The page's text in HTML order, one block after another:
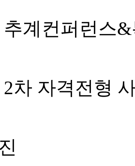
추계컨퍼런스
2차 자격전형